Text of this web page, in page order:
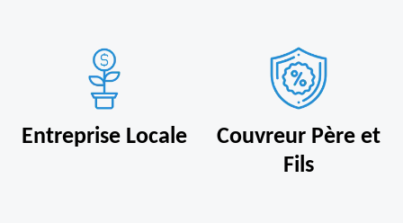
Entreprise Locale
Couvreur Père et
Fils